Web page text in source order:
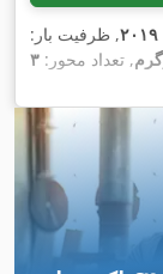
۲۰۱۹, ظرفیت بار:
, تعداد محور: ۳